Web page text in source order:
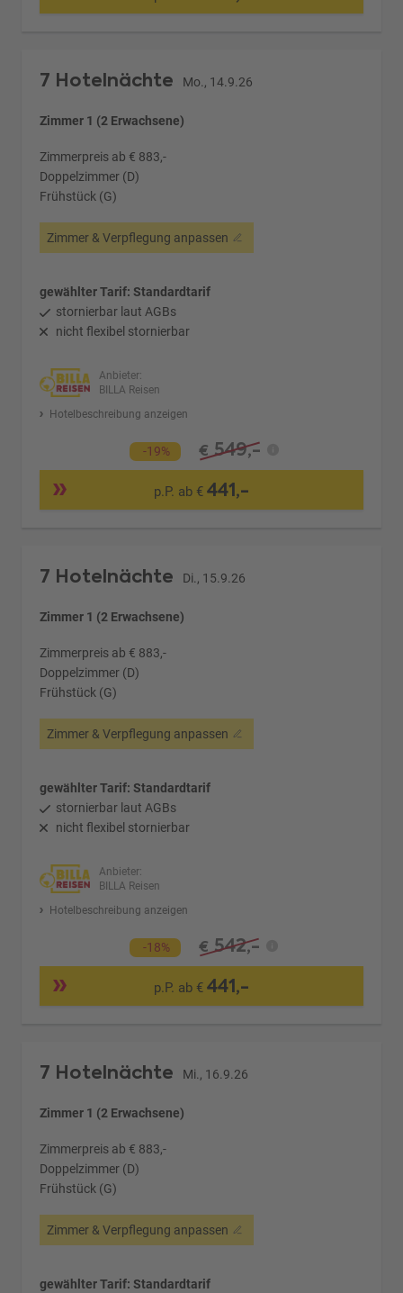
7 Hotelnächte Mo., 14.9.26
Zimmer 1 (2 Erwachsene)
Zimmerpreis ab € 883,-
Doppelzimmer (D)
Frühstück (G)
Zimmer & Verpflegung anpassen
gewählter Tarif: Standardtarif
stornierbar laut AGBs
nicht flexibel stornierbar
Anbieter:
BILLA Reisen
Hotelbeschreibung anzeigen
-19% € 549,-
p.P. ab € 441,-
7 Hotelnächte Di., 15.9.26
Zimmer 1 (2 Erwachsene)
Zimmerpreis ab € 883,-
Doppelzimmer (D)
Frühstück (G)
Zimmer & Verpflegung anpassen
gewählter Tarif: Standardtarif
stornierbar laut AGBs
nicht flexibel stornierbar
Anbieter:
BILLA Reisen
Hotelbeschreibung anzeigen
-18% € 542,-
p.P. ab € 441,-
7 Hotelnächte Mi., 16.9.26
Zimmer 1 (2 Erwachsene)
Zimmerpreis ab € 883,-
Doppelzimmer (D)
Frühstück (G)
Zimmer & Verpflegung anpassen
gewählter Tarif: Standardtarif